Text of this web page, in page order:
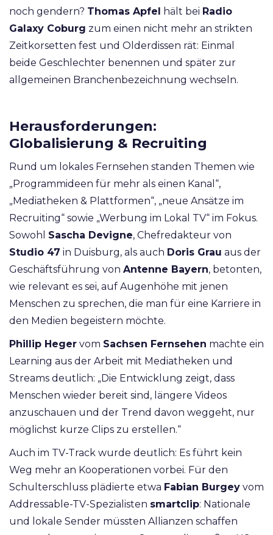
noch gendern? Thomas Apfel hält bei Radio
Galaxy Coburg zum einen nicht mehr an strikten
Zeitkorsetten fest und Olderdissen rät: Einmal
beide Geschlechter benennen und später zur
allgemeinen Branchenbezeichnung wechseln.
Herausforderungen:
Globalisierung & Recruiting
Rund um lokales Fernsehen standen Themen wie
„Programmideen für mehr als einen Kanal“,
„Mediatheken & Plattformen“, „neue Ansätze im
Recruiting“ sowie „Werbung im Lokal TV“ im Fokus.
Sowohl Sascha Devigne, Chefredakteur von
Studio 47 in Duisburg, als auch Doris Grau aus der
Geschäftsführung von Antenne Bayern, betonten,
wie relevant es sei, auf Augenhöhe mit jenen
Menschen zu sprechen, die man für eine Karriere in
den Medien begeistern möchte.
Phillip Heger vom Sachsen Fernsehen machte ein
Learning aus der Arbeit mit Mediatheken und
Streams deutlich: „Die Entwicklung zeigt, dass
Menschen wieder bereit sind, längere Videos
anzuschauen und der Trend davon weggeht, nur
möglichst kurze Clips zu erstellen.“
Auch im TV-Track wurde deutlich: Es führt kein
Weg mehr an Kooperationen vorbei. Für den
Schulterschluss plädierte etwa Fabian Burgey vom
Addressable-TV-Spezialisten smartclip: Nationale
und lokale Sender müssten Allianzen schaffen